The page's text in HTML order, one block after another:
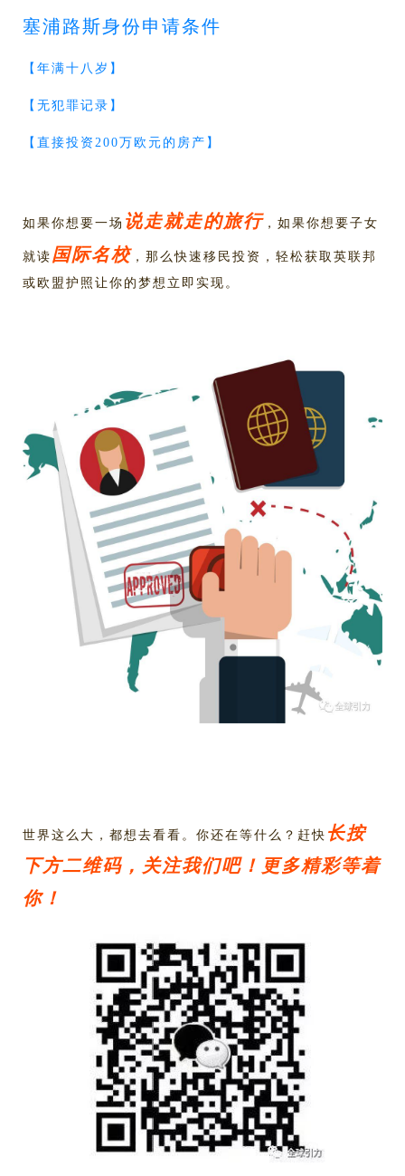
塞浦路斯身份申请条件
【年满十八岁】
【无犯罪记录】
【直接投资200万欧元的房产】
如果你想要一场 说走就走的旅行，如果你想要子女
就读 国际名校 ，那么快速移民投资，轻松获取英联邦
或欧盟护照让你的梦想立即实现。
世界这么大，都想去看看。你还在等什么？赶快 长按
下方二维码，关注我们吧！更多精彩等着
你！